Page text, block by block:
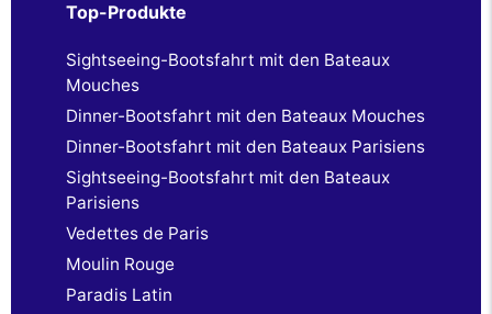
Top-Produkte
Sightseeing-Bootsfahrt mit den Bateaux
Mouches
Dinner-Bootsfahrt mit den Bateaux Mouches
Dinner-Bootsfahrt mit den Bateaux Parisiens
Sightseeing-Bootsfahrt mit den Bateaux
Parisiens
Vedettes de Paris
Moulin Rouge
Paradis Latin